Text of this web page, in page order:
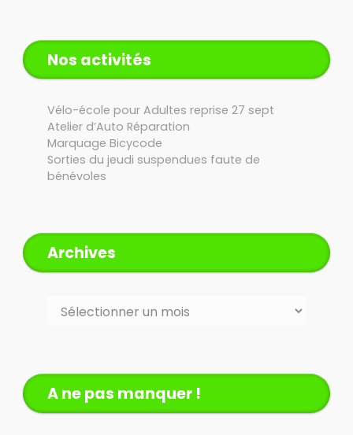
Nos activités
Vélo-école pour Adultes reprise 27 sept
Atelier d’Auto Réparation
Marquage Bicycode
Sorties du jeudi suspendues faute de
bénévoles
Archives
Archives
A ne pas manquer !